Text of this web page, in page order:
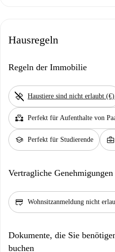
Hausregeln
Regeln der Immobilie
pet_supplies Haustiere sind nicht erlaubt (€)
partner_heart Perfekt für Aufenthalte von
school Perfekt für Studierende business_center
Vertragliche Genehmigungen
credit_score Wohnsitzanmeldung nicht
Dokumente, die Sie
buchen